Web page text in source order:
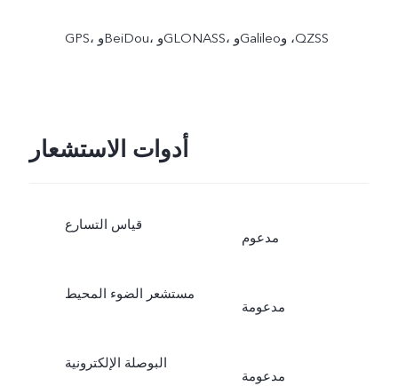
GPS، وBeiDou، وGLONASS، وGalileo‏، وQZSS
أدوات الاستشعار
قياس التسارع
مدعوم
مستشعر الضوء المحيط
مدعومة
البوصلة الإلكترونية
مدعومة